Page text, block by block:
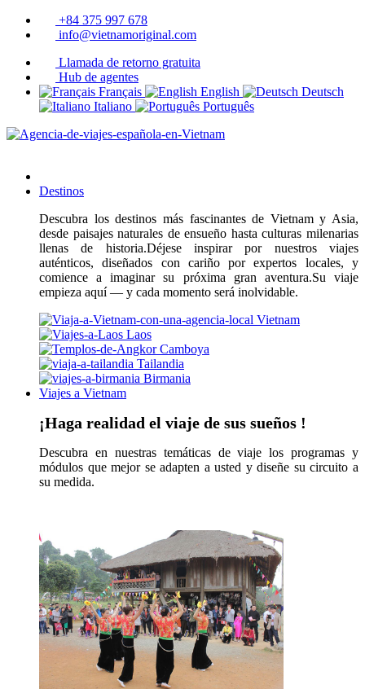
+84 375 997 678
info@vietnamoriginal.com
Llamada de retorno gratuita
Hub de agentes
Français
English
Deutsch
Italiano
Português
Destinos
Descubra los destinos más fascinantes de Vietnam y Asia,
desde paisajes naturales de ensueño hasta culturas milenarias
llenas de historia.Déjese inspirar por nuestros viajes
auténticos, diseñados con cariño por expertos locales, y
comience a imaginar su próxima gran aventura.Su viaje
empieza aquí — y cada momento será inolvidable.
Vietnam
Laos
Camboya
Tailandia
Birmania
Viajes a Vietnam
¡Haga realidad el viaje de sus sueños !
Descubra en nuestras temáticas de viaje los programas y
módulos que mejor se adapten a usted y diseñe su circuito a
su medida.